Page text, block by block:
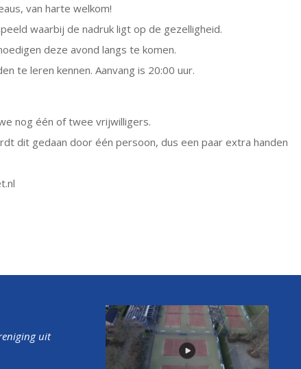
van harte welkom!
waarbij de nadruk ligt op de gezelligheid.
deze avond langs te komen.
te leren kennen. Aanvang is 20:00 uur.
nog één of twee vrijwilligers.
dit gedaan door één persoon, dus een paar extra handen
uit